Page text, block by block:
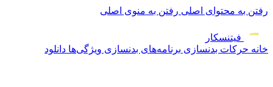
رفتن به محتوای اصلی رفتن به منوی اصلی
فیتنسکار
خانه حرکات بدنسازی برنامه‌های بدنسازی ویژگی‌ها دانلود